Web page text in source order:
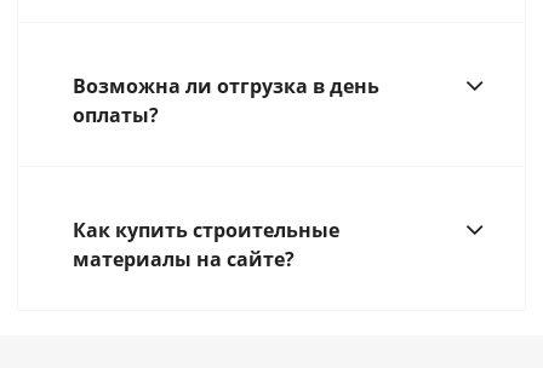
Возможна ли отгрузка в день
оплаты?
Как купить строительные
материалы на сайте?